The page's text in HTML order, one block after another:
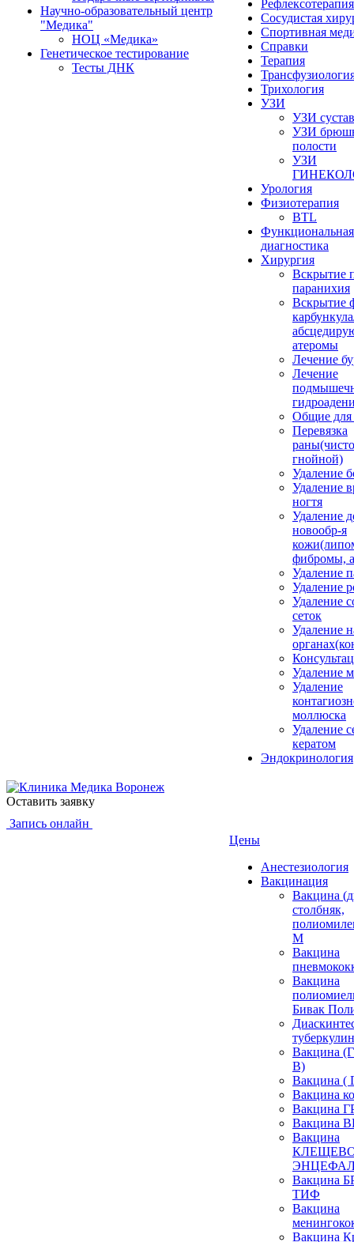
Научно-образовательный центр
"Медика"
НОЦ «Медика»
Генетическое тестирование
Тесты ДНК
Рефлексотерапия
Сосудистая
Спортивная
Справки
Терапия
Трихология
УЗИ
УЗИ
УЗИ
полости
УЗИ
Урология
Физиотерапия
BTL
Функциональная
диагностика
Хирургия
Вскрытие
паранихия
Вскрытие
атеромы
Лечение
Лечение
Общие для
Перевязка
гнойной)
Удаление
Удаление
ногтя
Удаление
новообр-я
фибромы,
Удаление
Удаление
Удаление
сеток
Удаление
Удаление
Удаление
моллюска
Удаление
кератом
Эндокринология
Оставить заявку
Запись онлайн
Цены
Анестезиология
Вакцинация
Вакцина
столбняк,
М
Вакцина
Вакцина
Бивак
Вакцина
В)
Вакцина (
Вакцина
Вакцина
Вакцина
Вакцина
Вакцина
ТИФ
Вакцина
Вакцина